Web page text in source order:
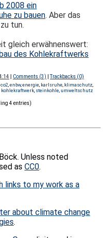
2008 ein
zu bauen. Aber das
tun.
gleich erwähnenswert:
des Kohlekraftwerks
Comments (3) |Trackbacks (0)
co2 enbw,energie karlsruhe klimaschutz
kohlekraftwerk, steinkohle umweltschutz
4 entries)
Unless noted
as CC0.
links to my work as a
about climate change
.